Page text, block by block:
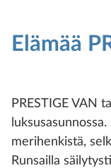
Elämää
PRESTIGE VAN
merihenkistä,
Runsailla